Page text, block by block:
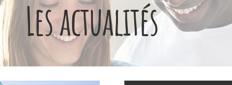
Les actualités